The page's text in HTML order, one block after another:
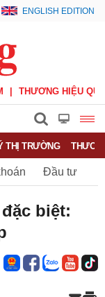
ENGLISH EDITION
THƯƠNG HIỆU
THỊ TRƯỜNG
Đầu tư
biệt: